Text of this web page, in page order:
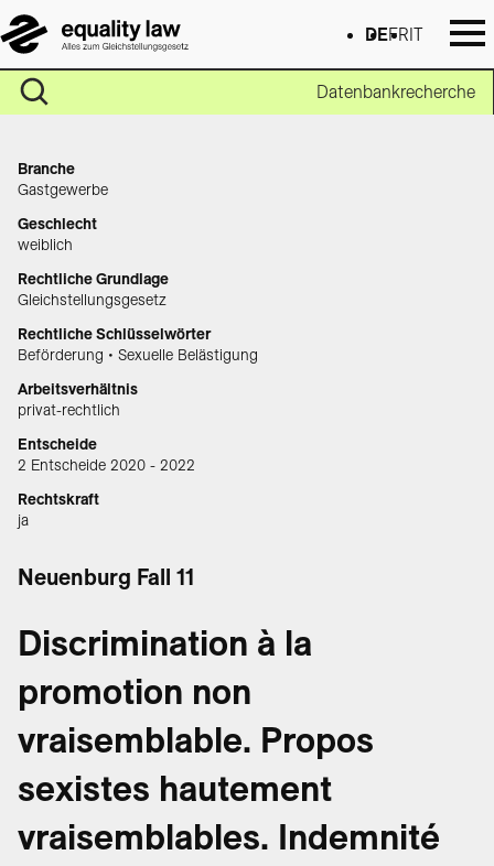
DEFR IT
Datenbankrecherche
Branche
Gastgewerbe
Geschlecht
weiblich
Rechtliche Grundlage
Gleichstellungsgesetz
Rechtliche Schlüsselwörter
Beförderung • Sexuelle Belästigung
Arbeitsverhältnis
privat-rechtlich
Entscheide
2 Entscheide 2020 - 2022
Rechtskraft
ja
Neuenburg Fall 11
Discrimination à la
promotion non
vraisemblable. Propos
sexistes hautement
vraisemblables. Indemnité